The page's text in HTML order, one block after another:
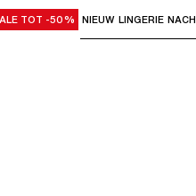
"Pijl omlaag" of
TOT -50% NIEUW LINGERIE